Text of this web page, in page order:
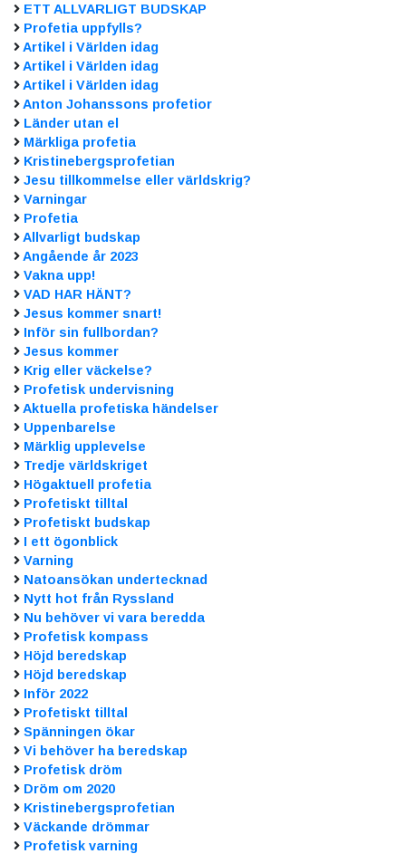
ETT ALLVARLIGT BUDSKAP
Profetia uppfylls?
Artikel i Världen idag
Artikel i Världen idag
Artikel i Världen idag
Anton Johanssons profetior
Länder utan el
Märkliga profetia
Kristinebergsprofetian
Jesu tillkommelse eller världskrig?
Varningar
Profetia
Allvarligt budskap
Angående år 2023
Vakna upp!
VAD HAR HÄNT?
Jesus kommer snart!
Inför sin fullbordan?
Jesus kommer
Krig eller väckelse?
Profetisk undervisning
Aktuella profetiska händelser
Uppenbarelse
Märklig upplevelse
Tredje världskriget
Högaktuell profetia
Profetiskt tilltal
Profetiskt budskap
I ett ögonblick
Varning
Natoansökan undertecknad
Nytt hot från Ryssland
Nu behöver vi vara beredda
Profetisk kompass
Höjd beredskap
Höjd beredskap
Inför 2022
Profetiskt tilltal
Spänningen ökar
Vi behöver ha beredskap
Profetisk dröm
Dröm om 2020
Kristinebergsprofetian
Väckande drömmar
Profetisk varning